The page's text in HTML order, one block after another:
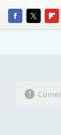
FACEBOOKTWITTER